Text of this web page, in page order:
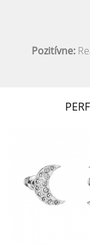
Pozitívne: